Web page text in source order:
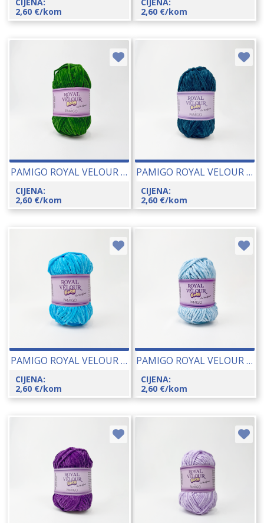
2,60 €/kom
2,60 €/kom
PAMIGO ROYAL VELOUR BABY 50 GR 26066-139
CIJENA:
2,60 €/kom
PAMIGO ROYAL VELOUR BABY 50 GR 26066-136
CIJENA:
2,60 €/kom
PAMIGO ROYAL VELOUR BABY 50 GR 26066-132
CIJENA:
2,60 €/kom
PAMIGO ROYAL VELOUR BABY 50 GR 26066-131
CIJENA:
2,60 €/kom